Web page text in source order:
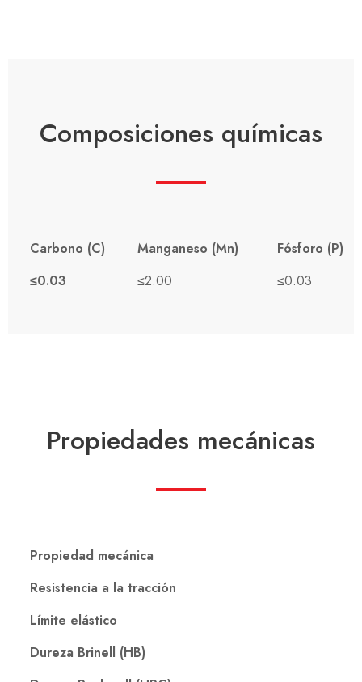
Composiciones químicas
Carbono (C) Manganeso (Mn)
Fósforo (P)
≤0.03
≤2.00 ≤0.03
Propiedades mecánicas
Propiedad mecánica
Resistencia a la tracción
Límite elástico
Dureza Brinell (HB)